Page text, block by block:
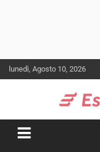
Skip
to
lunedì, Agosto 10, 2026